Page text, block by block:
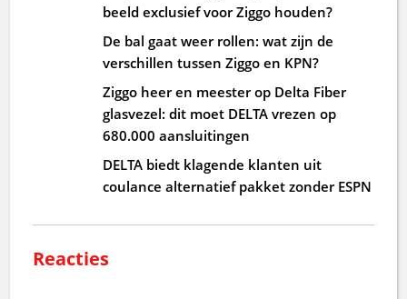
beeld exclusief voor Ziggo houden?
De bal gaat weer rollen: wat zijn de
verschillen tussen Ziggo en KPN?
Ziggo heer en meester op Delta Fiber
glasvezel: dit moet DELTA vrezen op
680.000 aansluitingen
DELTA biedt klagende klanten uit
coulance alternatief pakket zonder ESPN
Reacties